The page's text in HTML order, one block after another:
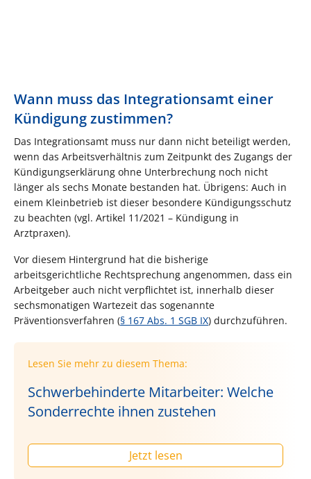
Wann muss das Integrationsamt einer
Kündigung zustimmen?
Das Integrationsamt muss nur dann nicht beteiligt werden,
wenn das Arbeitsverhältnis zum Zeitpunkt des Zugangs der
Kündigungserklärung ohne Unterbrechung noch nicht
länger als sechs Monate bestanden hat. Übrigens: Auch in
einem Kleinbetrieb ist dieser besondere Kündigungsschutz
zu beachten (vgl. Artikel 11/2021 – Kündigung in
Arztpraxen).
Vor diesem Hintergrund hat die bisherige
arbeitsgerichtliche Rechtsprechung angenommen, dass ein
Arbeitgeber auch nicht verpflichtet ist, innerhalb dieser
sechsmonatigen Wartezeit das sogenannte
Präventionsverfahren (§ 167 Abs. 1 SGB IX) durchzuführen.
Lesen Sie mehr zu diesem Thema:
Schwerbehinderte Mitarbeiter: Welche
Sonderrechte ihnen zustehen
Jetzt lesen